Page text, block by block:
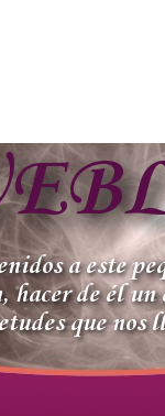
a este
hacer de él
que nos